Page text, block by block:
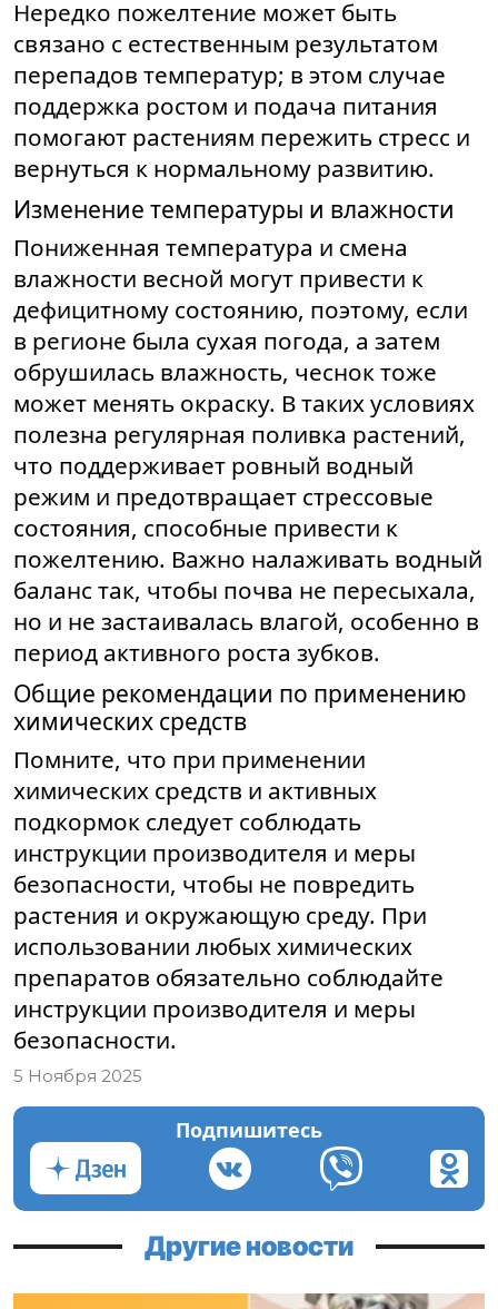
Нередко пожелтение может быть
связано с естественным результатом
перепадов температур; в этом случае
поддержка ростом и подача питания
помогают растениям пережить стресс и
вернуться к нормальному развитию.
Изменение температуры и влажности
Пониженная температура и смена
влажности весной могут привести к
дефицитному состоянию, поэтому, если
в регионе была сухая погода, а затем
обрушилась влажность, чеснок тоже
может менять окраску. В таких условиях
полезна регулярная поливка растений,
что поддерживает ровный водный
режим и предотвращает стрессовые
состояния, способные привести к
пожелтению. Важно налаживать водный
баланс так, чтобы почва не пересыхала,
но и не застаивалась влагой, особенно в
период активного роста зубков.
Общие рекомендации по применению
химических средств
Помните, что при применении
химических средств и активных
подкормок следует соблюдать
инструкции производителя и меры
безопасности, чтобы не повредить
растения и окружающую среду. При
использовании любых химических
препаратов обязательно соблюдайте
инструкции производителя и меры
безопасности.
5 Ноября 2025
Подпишитесь
Другие новости